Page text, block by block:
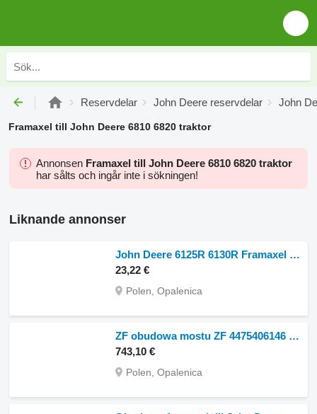
Reservdelar John Deere reservdelar John
Framaxel till John Deere 6810 6820 traktor
Annonsen Framaxel till John Deere 6810 6820 traktor
har sålts och ingår inte i sökningen!
Liknande annonser
John Deere 6125R 6130R Framaxel Slutväxel Styrspindel Navlager DELAR 735/30 till John Deere 6125R 6130R hjultraktor
23,22 €
Polen, Opalenica
ZF obudowa mostu ZF 4475406146 D framaxel till John Deere traktor
743,10 €
Polen, Opalenica